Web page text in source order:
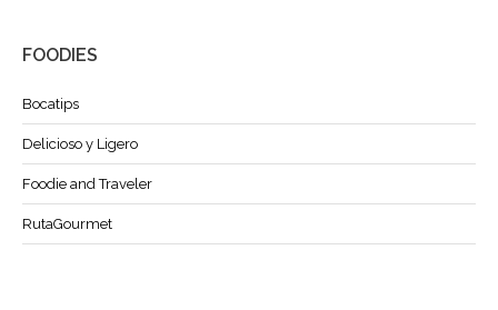
FOODIES
Bocatips
Delicioso y Ligero
Foodie and Traveler
RutaGourmet